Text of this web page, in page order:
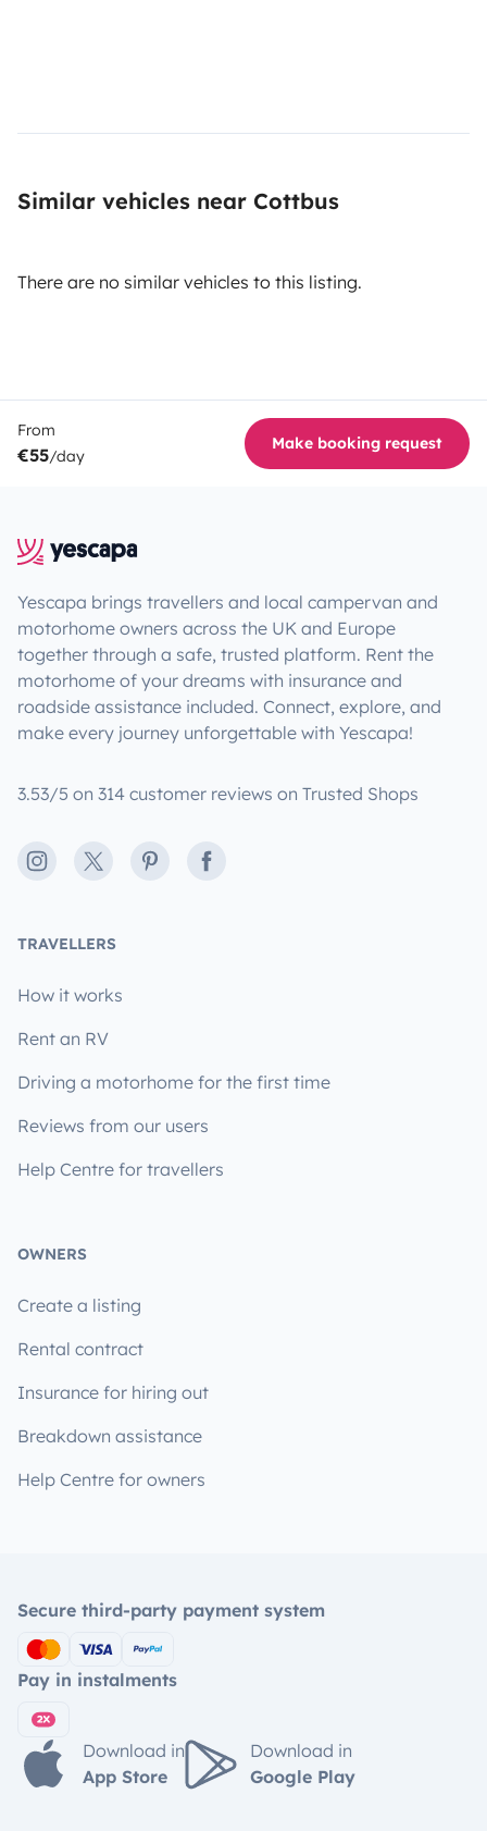
Similar vehicles near Cottbus
There are no similar vehicles to this listing.
From
€55/day
Make booking request
Yescapa brings travellers and local campervan and
motorhome owners across the UK and Europe
together through a safe, trusted platform. Rent the
motorhome of your dreams with insurance and
roadside assistance included. Connect, explore, and
make every journey unforgettable with Yescapa!
3.53/5 on 314 customer reviews on Trusted Shops
Instagram
X PinterestFacebook
TRAVELLERS
How it works
Rent an RV
Driving a motorhome for the first time
Reviews from our users
Help Centre for travellers
OWNERS
Create a listing
Rental contract
Insurance for hiring out
Breakdown assistance
Help Centre for owners
Secure third-party payment system
Pay in instalments
Download in
App Store
Download in
Google Play